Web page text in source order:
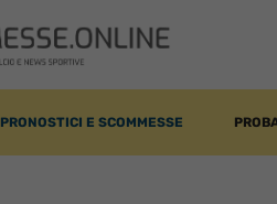
PRONOSTICI E SCOMMESSE